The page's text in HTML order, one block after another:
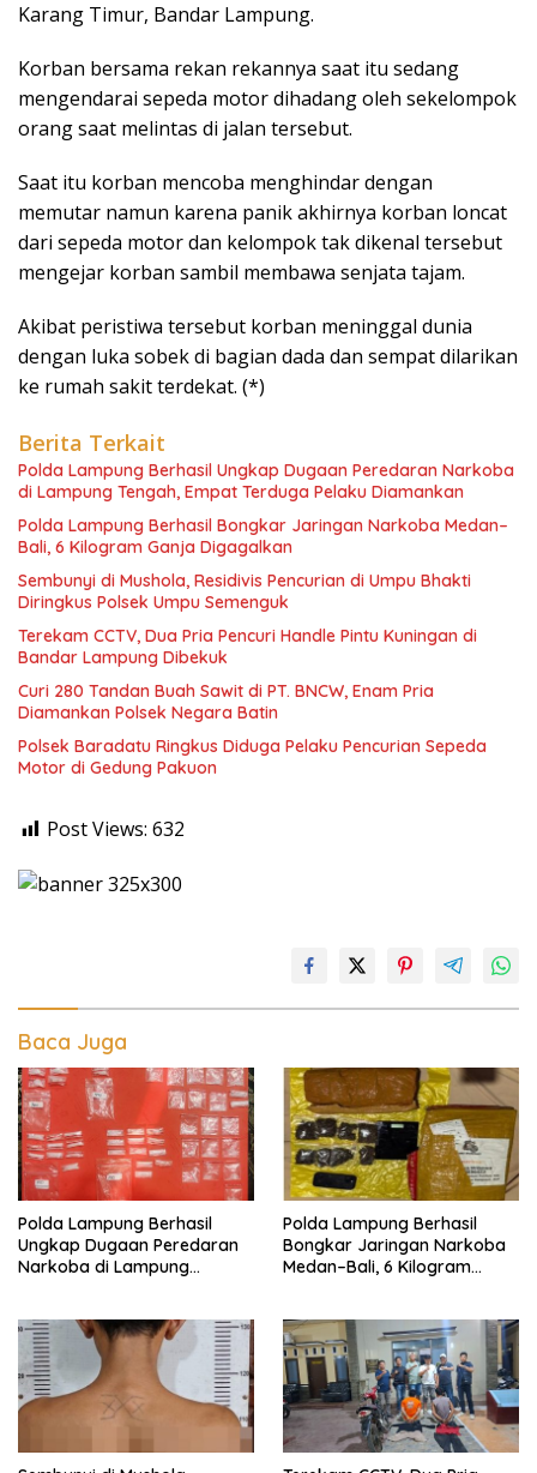
Karang Timur, Bandar Lampung.
Korban bersama rekan rekannya saat itu sedang
mengendarai sepeda motor dihadang oleh sekelompok
orang saat melintas di jalan tersebut.
Saat itu korban mencoba menghindar dengan
memutar namun karena panik akhirnya korban loncat
dari sepeda motor dan kelompok tak dikenal tersebut
mengejar korban sambil membawa senjata tajam.
Akibat peristiwa tersebut korban meninggal dunia
dengan luka sobek di bagian dada dan sempat dilarikan
ke rumah sakit terdekat. (*)
Berita Terkait
Polda Lampung Berhasil Ungkap Dugaan Peredaran Narkoba
di Lampung Tengah, Empat Terduga Pelaku Diamankan
Polda Lampung Berhasil Bongkar Jaringan Narkoba Medan–
Bali, 6 Kilogram Ganja Digagalkan
Sembunyi di Mushola, Residivis Pencurian di Umpu Bhakti
Diringkus Polsek Umpu Semenguk
Terekam CCTV, Dua Pria Pencuri Handle Pintu Kuningan di
Bandar Lampung Dibekuk
Curi 280 Tandan Buah Sawit di PT. BNCW, Enam Pria
Diamankan Polsek Negara Batin
Polsek Baradatu Ringkus Diduga Pelaku Pencurian Sepeda
Motor di Gedung Pakuon
Post Views: 632
Baca Juga
Polda Lampung Berhasil
Ungkap Dugaan Peredaran
Narkoba di Lampung
Polda Lampung Berhasil
Bongkar Jaringan Narkoba
Medan–Bali, 6 Kilogram